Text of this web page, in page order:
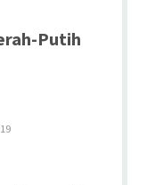
Putih